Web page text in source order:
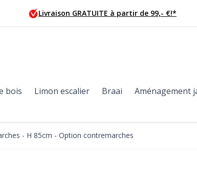
Livraison GRATUITE à partir de 99,- €!*
bois Limon escalier Braai Aménagement
- H 85cm - Option contremarches